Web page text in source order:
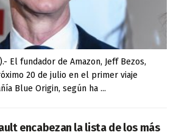
El fundador de Amazon, Jeff Bezos,
20 de julio en el primer viaje
Blue Origin, según ha ...
encabezan la lista de los más